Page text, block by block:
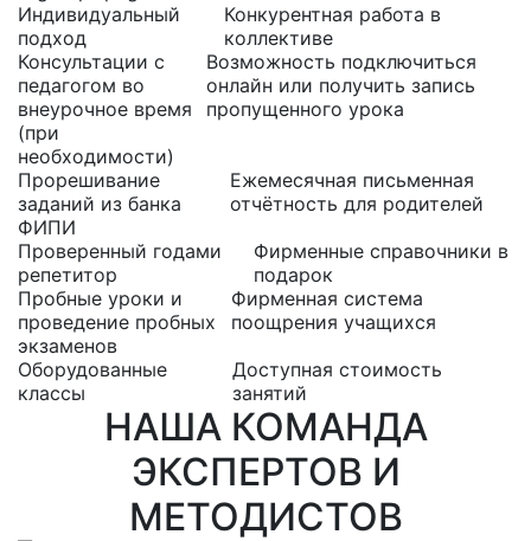
Индивидуальный
подход
Конкурентная работа в
коллективе
Консультации с
педагогом во
внеурочное время
(при
необходимости)
Возможность подключиться
онлайн или получить запись
пропущенного урока
Прорешивание
заданий из банка
ФИПИ
Ежемесячная письменная
отчётность для родителей
Проверенный годами
репетитор
Фирменные справочники в
подарок
Пробные уроки и
проведение пробных
экзаменов
Фирменная система
поощрения учащихся
Оборудованные
классы
Доступная стоимость
занятий
НАША КОМАНДА
ЭКСПЕРТОВ И
МЕТОДИСТОВ